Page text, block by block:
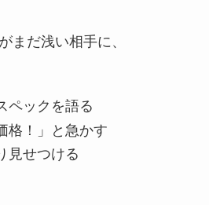
まだ浅い相手に、
ペックを語る
格！」と急かす
見せつける